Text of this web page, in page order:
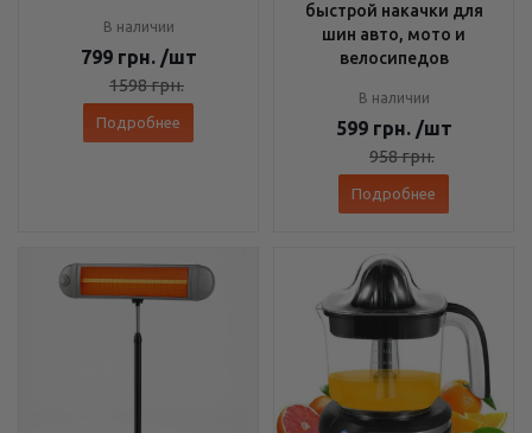
В наличии
799 грн. /шт
1598грн.
Подробнее
быстрой накачки для
шин авто, мото и
велосипедов
В наличии
599 грн. /шт
958грн.
Подробнее